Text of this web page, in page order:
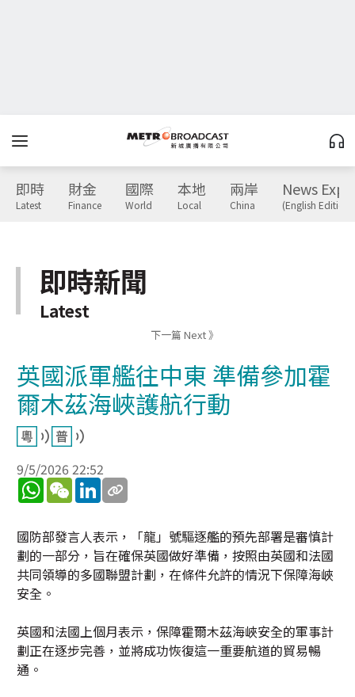
即時
Latest
財金
Finance
國際
World
本地
Local
兩岸
China
News
(English Edition)
即時新聞
Latest
下一篇 Next 》
英國派軍艦往中東 準備參加霍
爾木茲海峽護航行動
9/5/2026 22:52
WhatsApp
WeChatLinkedIn
國防部發言人表示，「龍」號驅逐艦的預先部署是審慎計
劃的一部分，旨在確保英國做好準備，按照由英國和法國
共同領導的多國聯盟計劃，在條件允許的情況下保障海峽
安全。
英國和法國上個月表示，保障霍爾木茲海峽安全的軍事計
劃正在逐步完善，並將成功恢復這一重要航道的貿易暢
通。